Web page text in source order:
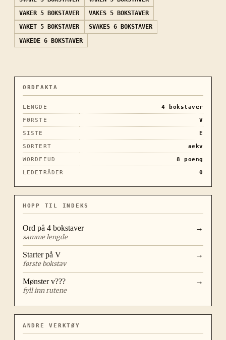
VAKER 5 BOKSTAVER VAKES 5 BOKSTAVER
VAKET 5 BOKSTAVER SVAKES 6 BOKSTAVER
VAKEDE 6 BOKSTAVER
ORDFAKTA
LENGDE 4 bokstaver
FØRSTE
V
SISTE
E
SORTERT
aekv
WORDFEUD
8
poeng
LEDETRÅDER
0
HOPP TIL INDEKS
Ord på 4 bokstaver
samme lengde
→
Starter på V
første bokstav
→
Mønsterv???
fyll inn rutene
→
ANDRE VERKTØY